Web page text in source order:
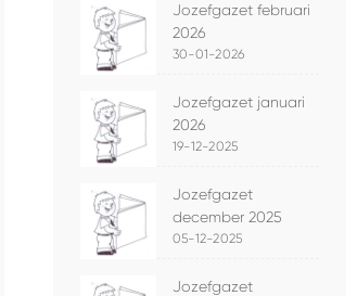
Jozefgazet februari
2026
30-01-2026
Jozefgazet januari
2026
19-12-2025
Jozefgazet
december 2025
05-12-2025
Jozefgazet